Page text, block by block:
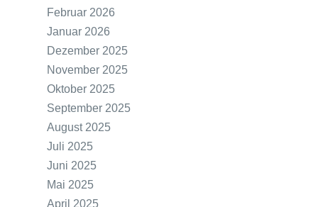
Februar 2026
Januar 2026
Dezember 2025
November 2025
Oktober 2025
September 2025
August 2025
Juli 2025
Juni 2025
Mai 2025
April 2025